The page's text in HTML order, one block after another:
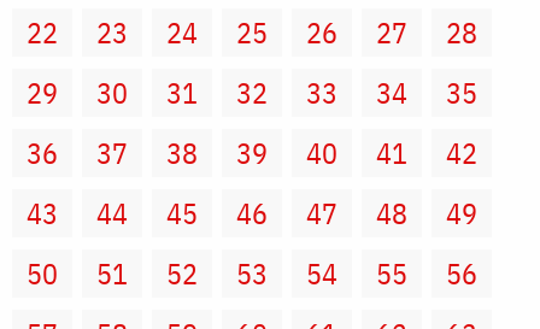
22
23 24 25 26 27
28
29
30 31 32 33 34
35
36
37 38 39 40 41
42
43
44 45 46 47 48
49
50
51 52 53 54 55
56